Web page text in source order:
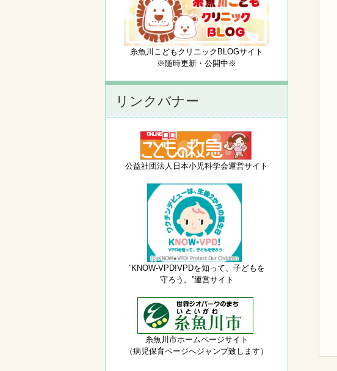
糸魚川こどもクリニックBLOGサイト
※随時更新・公開中※
リンクバナー
公益社団法人日本小児科学会運営サイト
”KNOW-VPD!VPDを知って、子どもを
守ろう。”運営サイト
糸魚川市ホームページサイト
（病児保育ページへジャンプ致します）